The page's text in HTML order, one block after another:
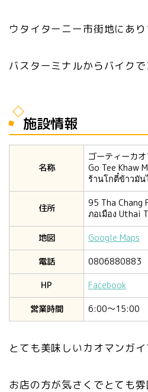
ウタイターニー市街地にあり
バスターミナルからバイクで
施設情報
名称
ゴーティーカ
Go Tee Khaw
ร้านโกตี๋ข้าวมัน
住所
95 Tha Chang
ภอเมือง Uthai
地図
Google Maps
電話
0806880883
HP
Facebook
営業時間
6:00〜15:00
とても美味しいカオマンガイ
お店の方が気さくでとても